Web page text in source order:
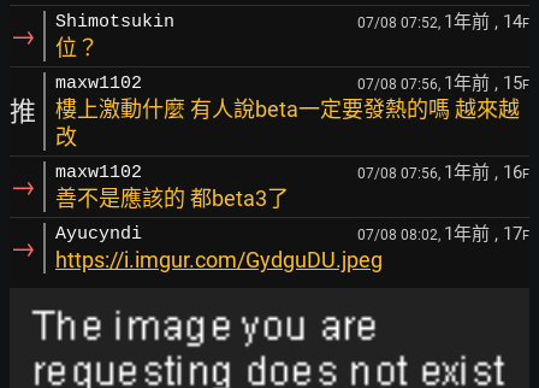
→ Shimotsukin 07/08 07:52, 1年前 , 14F
位？
推
maxw1102 07/08 07:56, 1年前 , 15F
樓上激動什麼 有人說beta一定要發熱的嗎 越來越
改
→ maxw1102 07/08 07:56, 1年前 , 16F
善不是應該的 都beta3了
→ Ayucyndi 07/08 08:02, 1年前 , 17F
https://i.imgur.com/GydguDU.jpeg